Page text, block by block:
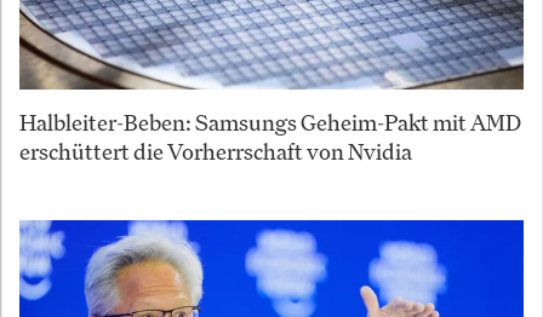
Halbleiter-Beben: Samsungs Geheim-Pakt mit AMD
erschüttert die Vorherrschaft von Nvidia